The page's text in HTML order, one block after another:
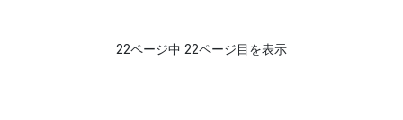
22ページ中 22ページ目を表示